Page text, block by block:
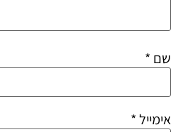
שם *
אימייל*